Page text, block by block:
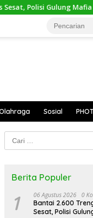
Polisi Gulung Mafia
Sosial
Cari
untuk:
Berita Populer
1 06 Agustus 2026 0
Bantai 2.600
Sesat, Polisi